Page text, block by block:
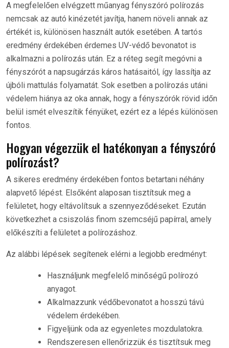
A megfelelően elvégzett műanyag fényszóró polírozás
nemcsak az autó kinézetét javítja, hanem növeli annak az
értékét is, különösen használt autók esetében. A tartós
eredmény érdekében érdemes UV-védő bevonatot is
alkalmazni a polírozás után. Ez a réteg segít megóvni a
fényszórót a napsugárzás káros hatásaitól, így lassítja az
újbóli mattulás folyamatát. Sok esetben a polírozás utáni
védelem hiánya az oka annak, hogy a fényszórók rövid időn
belül ismét elveszítik fényüket, ezért ez a lépés különösen
fontos.
Hogyan végezzük el hatékonyan a fényszóró
polírozást?
A sikeres eredmény érdekében fontos betartani néhány
alapvető lépést. Elsőként alaposan tisztítsuk meg a
felületet, hogy eltávolítsuk a szennyeződéseket. Ezután
következhet a csiszolás finom szemcséjű papírral, amely
előkészíti a felületet a polírozáshoz.
Az alábbi lépések segítenek elérni a legjobb eredményt:
Használjunk megfelelő minőségű polírozó
anyagot.
Alkalmazzunk védőbevonatot a hosszú távú
védelem érdekében.
Figyeljünk oda az egyenletes mozdulatokra.
Rendszeresen ellenőrizzük és tisztítsuk meg